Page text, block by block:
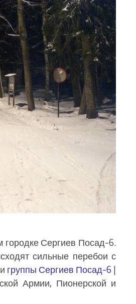
Сергиев Посад-6.
сильные перебои с
группы Сергиев Посад-6 |
Армии, Пионерской и